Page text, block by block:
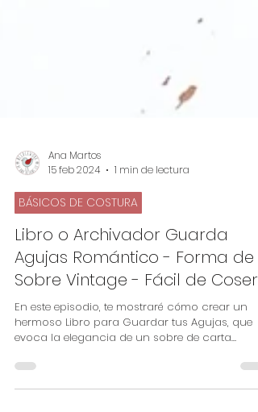
Ana Martos
15 feb 2024
1 min de lectura
BÁSICOS DE COSTURA
Libro o Archivador Guarda
Agujas Romántico - Forma de
Sobre Vintage - Fácil de Coser
En este episodio, te mostraré cómo crear un
evoca la elegancia de un sobre de carta